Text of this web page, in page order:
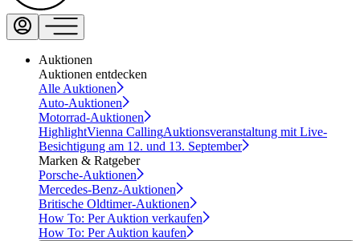
Auktionen
Auktionen entdecken
Alle Auktionen
Auto-Auktionen
Motorrad-Auktionen
HighlightVienna CallingAuktionsveranstaltung mit Live-
Besichtigung am 12. und 13. September
Marken & Ratgeber
Porsche-Auktionen
Mercedes-Benz-Auktionen
Britische Oldtimer-Auktionen
How To: Per Auktion verkaufen
How To: Per Auktion kaufen